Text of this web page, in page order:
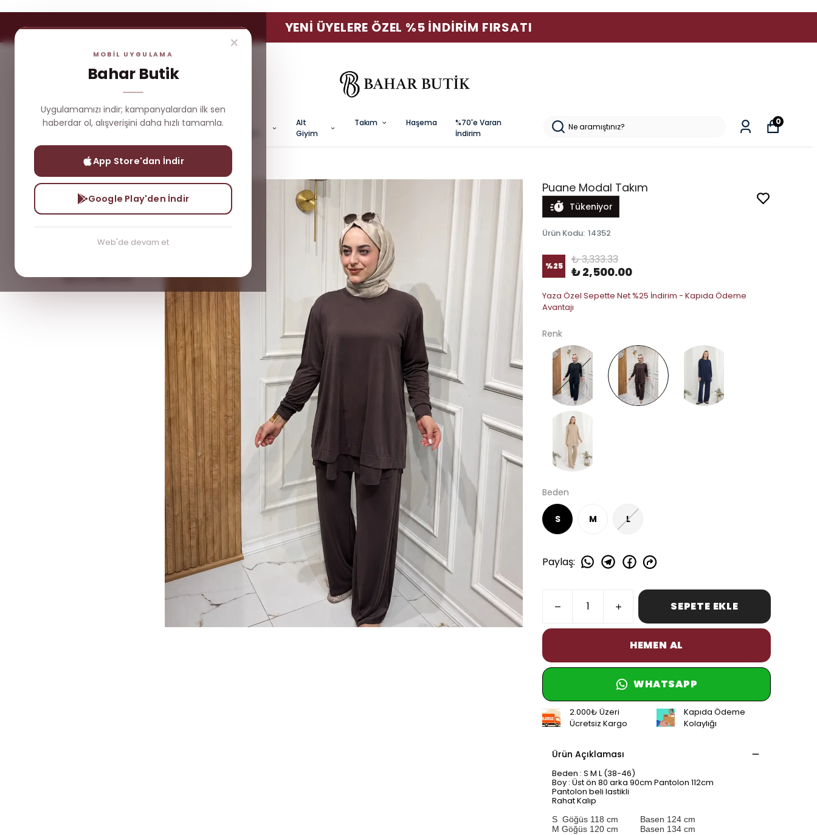
×
MOBİL UYGULAMA
Bahar Butik
Uygulamamızı indir; kampanyalardan ilk sen
haberdar ol, alışverişini daha hızlı tamamla.
App Store'dan İndir
Google Play'den İndir
Web'de devam et
YENI ÜYELERE ÖZEL %5 İNDIRIM FIRSATI
Yeni
Çok
Üst
Alt
Giyim
Takım Haşema
%70'e Varan
İndirim
0
Yeni Gelenler Puane Modal Takım
Puane Modal Takım
Tükeniyor
Ürün Kodu: 14352
%25 ₺ 3,333.33
₺ 2,500.00
Yaza Özel Sepette Net %25 İndirim - Kapıda Ödeme
Avantajı
Renk
Beden
S M L
Paylaş:
SEPETE EKLE
HEMEN AL
WHATSAPP
2.000₺ Üzeri
Ücretsiz Kargo
Kapıda Ödeme
Kolaylığı
Ürün Açıklaması
Beden : S M L (38-46)
Boy : Üst ön 80 arka 90cm Pantolon 112cm
Pantolon beli lastikli
Rahat Kalıp
S Göğüs 118 cm Basen 124 cm
M Göğüs 120 cm Basen 134 cm